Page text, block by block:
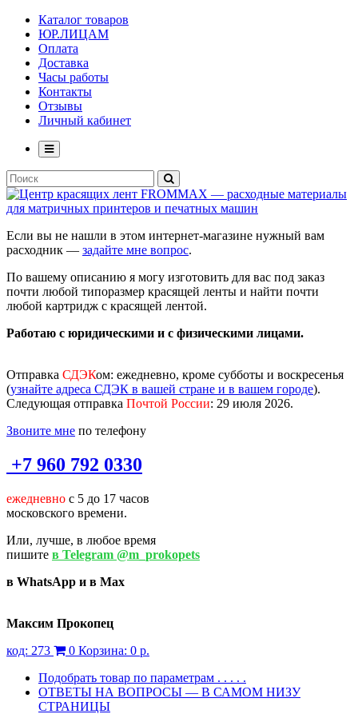
Каталог товаров
ЮР.ЛИЦАМ
Оплата
Доставка
Часы работы
Контакты
Отзывы
Личный кабинет
Если вы не нашли в этом интернет-магазине нужный вам
расходник — задайте мне вопрос.
По вашему описанию я могу изготовить для вас под заказ
почти любой типоразмер красящей ленты и найти почти
любой картридж с красящей лентой.
Работаю с юридическими и с физическими лицами.
Отправка СДЭКом: ежедневно, кроме субботы и воскресенья
(узнайте адреса СДЭК в вашей стране и в вашем городе).
Следующая отправка Почтой России: 29 июля 2026.
Звоните мне по телефону
+7 960 792 0330
ежедневно с 5 до 17 часов
московского времени.
Или, лучше, в любое время
пишите в Telegram @m_prokopets
в WhatsApp и в Max
Максим Прокопец
код: 273 0 Корзина: 0 р.
Подобрать товар по параметрам . . . . .
ОТВЕТЫ НА ВОПРОСЫ — В САМОМ НИЗУ
СТРАНИЦЫ